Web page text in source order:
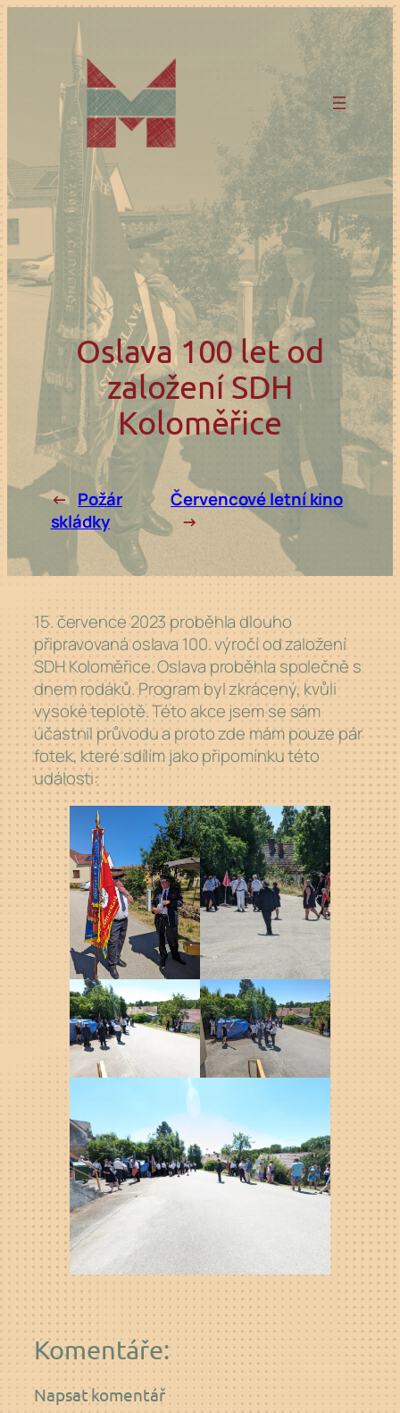
Oslava 100 let od
založení SDH
Koloměřice
← Požár
skládky
Červencové letní kino
→
15. července 2023 proběhla dlouho
připravovaná oslava 100. výročí od založení
SDH Koloměřice. Oslava proběhla společně s
dnem rodáků. Program byl zkrácený, kvůli
vysoké teplotě. Této akce jsem se sám
účastnil průvodu a proto zde mám pouze pár
fotek, které sdílím jako připomínku této
události:
Komentáře:
Napsat komentář